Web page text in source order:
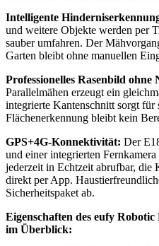
Intelligente
und weitere Objekte werden per
sauber umfahren. Der
Garten bleibt ohne manuellen
Professionelles Rasenbild ohne
Parallelmähen erzeugt ein
integrierte Kantenschnitt sorgt für
Flächenerkennung bleibt kein
GPS+4G-Konnektivität: Der
und einer integrierten
jederzeit in Echtzeit abrufbar, die
direkt per App.
Sicherheitspaket ab.
Eigenschaften des eufy
im Überblick: